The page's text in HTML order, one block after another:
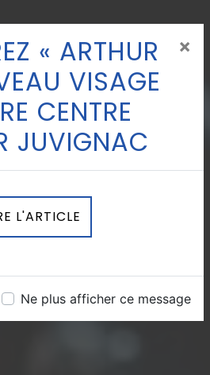
« ARTHUR
VISAGE
CENTRE
JUVIGNAC
×
L'ARTICLE
Ne plus afficher ce message